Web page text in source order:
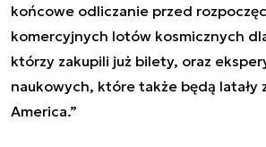
końcowe odliczanie przed
komercyjnych lotów kosmicznych
którzy zakupili już bilety, oraz
naukowych, które także będą latały
America.”